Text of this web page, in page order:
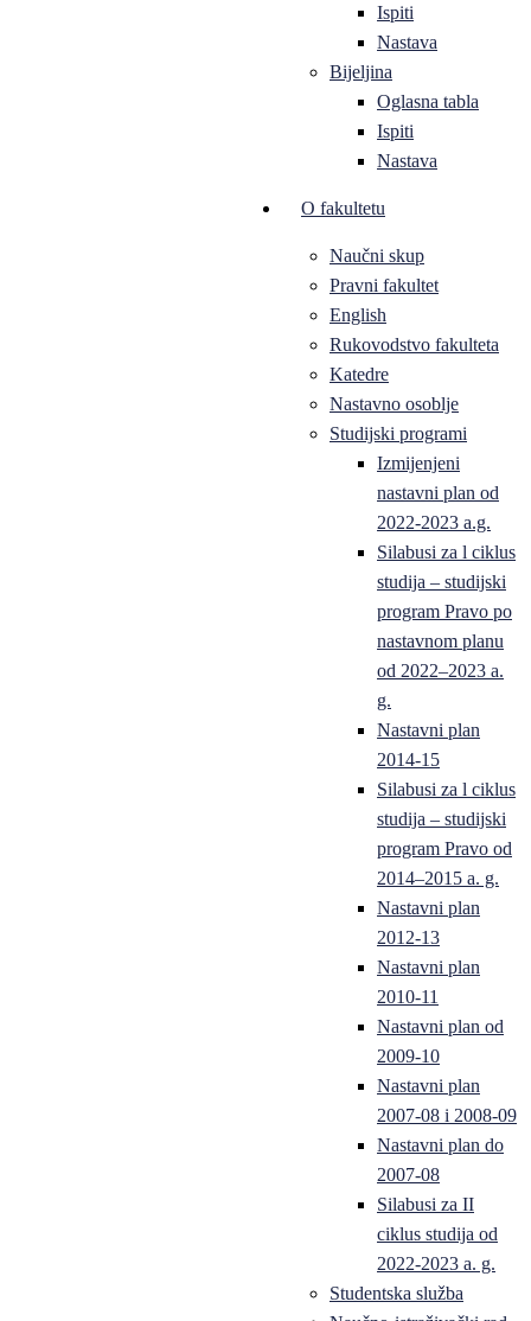
Ispiti
Nastava
Bijeljina
Oglasna tabla
Ispiti
Nastava
O fakultetu
Naučni skup
Pravni fakultet
English
Rukovodstvo fakulteta
Katedre
Nastavno osoblje
Studijski programi
Izmijenjeni
nastavni plan od
2022-2023 a.g.
Silabusi za l ciklus
studija – studijski
program Pravo po
nastavnom planu
od 2022–2023 a.
g.
Nastavni plan
2014-15
Silabusi za l ciklus
studija – studijski
program Pravo od
2014–2015 a. g.
Nastavni plan
2012-13
Nastavni plan
2010-11
Nastavni plan od
2009-10
Nastavni plan
2007-08 i 2008-09
Nastavni plan do
2007-08
Silabusi za II
ciklus studija od
2022-2023 a. g.
Studentska služba